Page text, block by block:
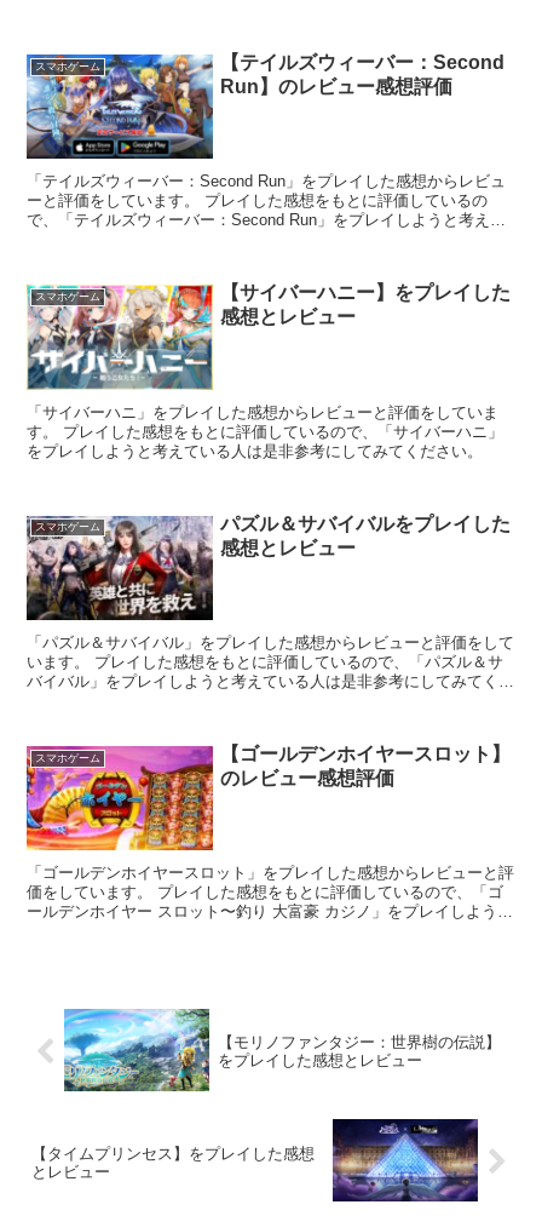
スマホゲーム
【テイルズウィーバー：Second
Run】のレビュー感想評価
「テイルズウィーバー：Second Run」をプレイした感想からレビュ
ーと評価をしています。 プレイした感想をもとに評価しているの
で、「テイルズウィーバー：Second Run」をプレイしようと考えて
スマホゲーム
【サイバーハニー】をプレイした
感想とレビュー
「サイバーハニ」をプレイした感想からレビューと評価をしていま
す。 プレイした感想をもとに評価しているので、「サイバーハニ」
をプレイしようと考えている人は是非参考にしてみてください。
スマホゲーム
パズル＆サバイバルをプレイした
感想とレビュー
「パズル＆サバイバル」をプレイした感想からレビューと評価をして
います。 プレイした感想をもとに評価しているので、「パズル＆サ
バイバル」をプレイしようと考えている人は是非参考にしてみてくだ
スマホゲーム
【ゴールデンホイヤースロット】
のレビュー感想評価
「ゴールデンホイヤースロット」をプレイした感想からレビューと評
価をしています。 プレイした感想をもとに評価しているので、「ゴ
ールデンホイヤー スロット〜釣り 大富豪 カジノ」をプレイしようと
【モリノファンタジー：世界樹の伝説】
をプレイした感想とレビュー
【タイムプリンセス】をプレイした感想
とレビュー